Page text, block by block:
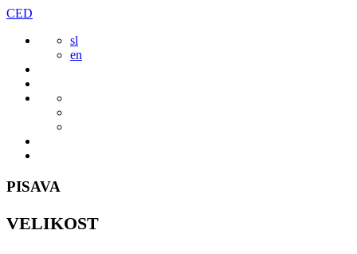
Preskoči
vsebine
CED
sl
en
PISAVA
VELIKOST